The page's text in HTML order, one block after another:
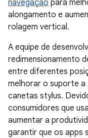
navegação para
alongamento e
rolagem vertical.
A equipe de
redimensionamento
entre diferentes
melhorar o suporte
canetas stylus.
consumidores que
aumentar a
garantir que os apps